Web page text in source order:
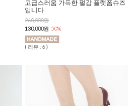
고급스러움 가득한 펄감 플랫폼슈즈
입니다
260,000원
130,000원 50%
( 리뷰 : 6 )